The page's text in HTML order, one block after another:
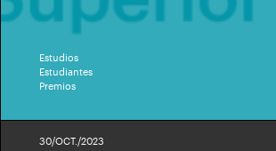
Estudios
Estudiantes
Premios
30/OCT./2023